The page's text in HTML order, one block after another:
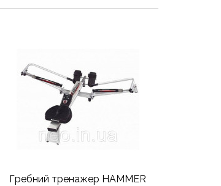
Гребний тренажер HAMMER